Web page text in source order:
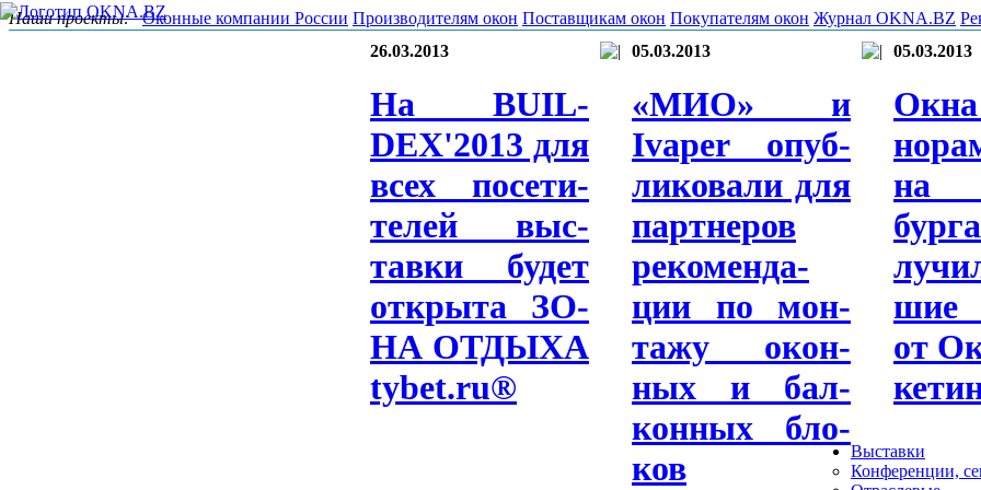
Наши проекты:Оконные компании России Производителям окон Поставщикам окон Покупателям окон Журнал OKNA.BZ
26.03.2013
На BU­IL­
DEX'2013 для
всех по­сети­
телей выс­
тавки бу­дет
отк­ры­та ЗО­
НА ОТ­ДЫ­ХА
ty­bet.ru®
05.03.2013
«МИО» и
Iva­per опуб­
ли­кова­ли для
парт­не­ров
ре­комен­да­
ции по мон­
та­жу окон­
ных и бал­
конных бло­
ков
05.03.2013
на
шие
от
Выставки
Конференции,